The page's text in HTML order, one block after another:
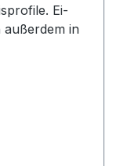
Ei-
außerdem in